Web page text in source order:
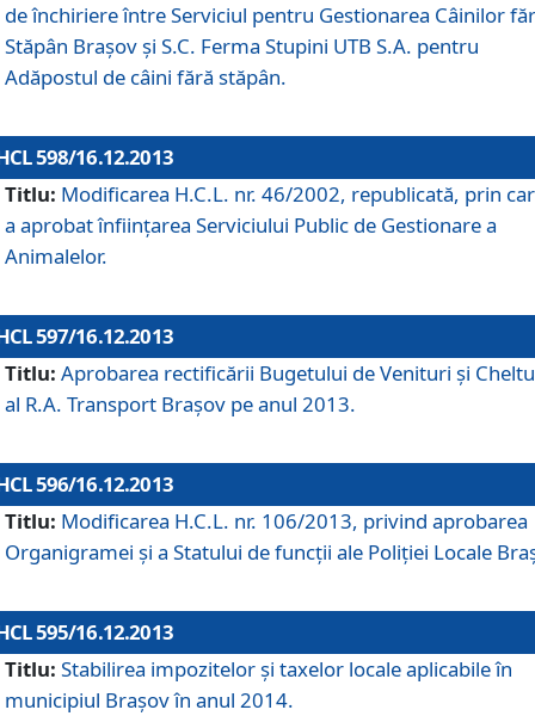
de închiriere între Serviciul pentru Gestionarea Câinilor
Stăpân Braşov şi S.C. Ferma Stupini UTB S.A. pentru
Adăpostul de câini fără stăpân.
598/16.12.2013
Titlu: Modificarea H.C.L. nr. 46/2002, republicată, prin
a aprobat înfiinţarea Serviciului Public de Gestionare a
Animalelor.
597/16.12.2013
Titlu: Aprobarea rectificării Bugetului de Venituri şi
al R.A. Transport Braşov pe anul 2013.
596/16.12.2013
Titlu: Modificarea H.C.L. nr. 106/2013, privind aprobarea
Organigramei şi a Statului de funcţii ale Poliţiei Locale
595/16.12.2013
Titlu: Stabilirea impozitelor şi taxelor locale aplicabile în
municipiul Braşov în anul 2014.